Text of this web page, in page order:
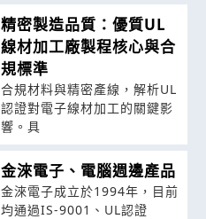
精密製造品質：優質UL
線材加工廠製程核心與合
規標準
合規材料與精密產線，解析UL
認證對電子線材加工的關鍵影
響。具
金淶電子、電腦週邊產品
金淶電子成立於1994年，目前
均通過IS-9001、UL認證